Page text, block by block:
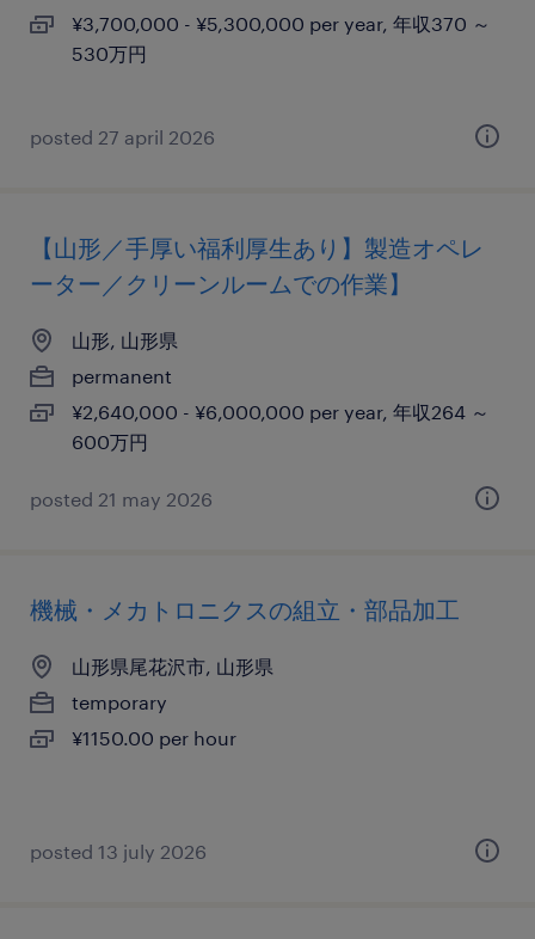
¥3,700,000 - ¥5,300,000 per year, 年収370 ～
530万円
posted 27 april 2026
【山形／手厚い福利厚生あり】製造オペレ
ーター／クリーンルームでの作業】
山形, 山形県
permanent
¥2,640,000 - ¥6,000,000 per year, 年収264 ～
600万円
posted 21 may 2026
機械・メカトロニクスの組立・部品加工
山形県尾花沢市, 山形県
temporary
¥1150.00 per hour
posted 13 july 2026